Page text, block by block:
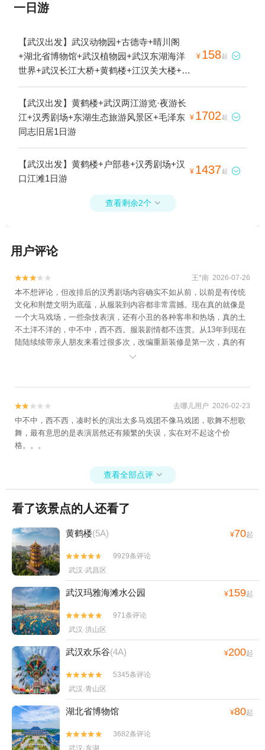
一日游
【武汉出发】武汉动物园+古德寺+晴川阁
+湖北省博物馆+武汉植物园+武汉东湖海洋
世界+武汉长江大桥+黄鹤楼+江汉关大楼+汉
口江滩公园+武汉极地海洋公园+武汉科技馆
+东湖听涛景区+武汉欢乐谷+武汉大学+江汉
路步行街+昙华林+户部巷+汉秀剧场+武汉园
博园(武汉自然博物馆)+汉口粤汉码头+知音
+夜上黄鹤楼+昙华林历史文化街区+长江荣
耀游船+东湖+汉口历史风貌区+夜游长江·古
琴台号游船(江城遇舰)+夜游晴川阁(大禹晴川
¥ 158起 
【武汉出发】黄鹤楼+武汉两江游览·夜游长
江+汉秀剧场+东湖生态旅游风景区+毛泽东
同志旧居1日游
¥ 1702 起 
【武汉出发】黄鹤楼+户部巷+汉秀剧场+汉
口江滩1日游
¥ 1437起 
查看剩余2个 
用户评论

 王*南 2026-07-26
本不想评论，但改排后的汉秀剧场内容确实不如从前，以前是有传统
文化和荆楚文明为底蕴，从服装到内容都非常震撼。现在真的就像是
一个大马戏场，一些杂技表演，还有小丑的各种客串和热场，真的土
不土洋不洋的，中不中，西不西。服装剧情都不连贯。从13年到现在
陆陆续续带亲人朋友来看过很多次，改编重新装修是第一次，真的有
些失望。不过演员们的表演还是很精彩的。只是没有了文化内涵，就


 去哪儿用户 2026-02-23
中不中，西不西，凑时长的演出太多马戏团不像马戏团，歌舞不想歌
舞，最有意思的是表演居然还有频繁的失误，实在对不起这个价
格。。。
查看全部点评 
看了该景点的人还看了
黄鹤楼(5A) ¥70起


9929条评论
武汉·武昌区
武汉玛雅海滩水公园 ¥159起


971条评论
武汉·洪山区
武汉欢乐谷(4A) ¥200起


5345条评论
武汉·青山区
湖北省博物馆 ¥80起


3682条评论
武汉·东湖